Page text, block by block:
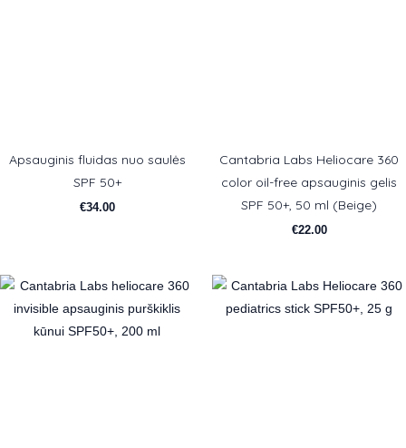
Apsauginis fluidas nuo saulės
SPF 50+
€34.00
Cantabria Labs Heliocare 360
color oil-free apsauginis gelis
SPF 50+, 50 ml (Beige)
€22.00